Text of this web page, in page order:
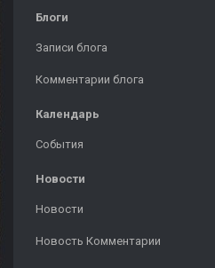
Блоги
Записи блога
Комментарии блога
Календарь
События
Новости
Новости
Новость Комментарии